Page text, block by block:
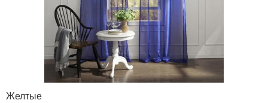
Желтые